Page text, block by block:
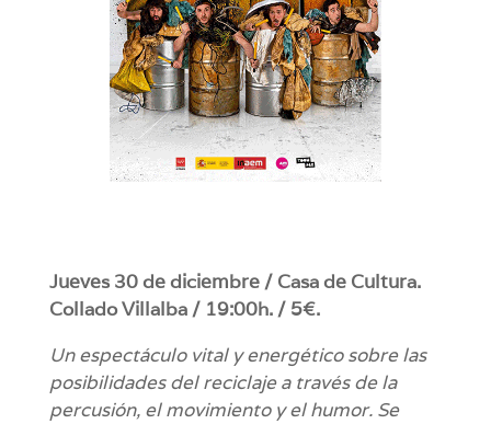
Jueves 30 de diciembre / Casa de Cultura.
Collado Villalba / 19:00h. / 5€.
Un espectáculo vital y energético sobre las
posibilidades del reciclaje a través de la
percusión, el movimiento y el humor. Se